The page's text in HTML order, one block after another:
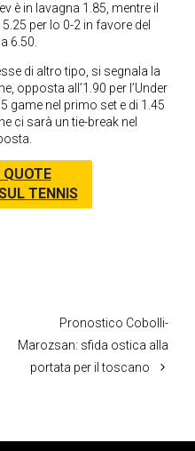
è in lavagna 1.85, mentre il
per lo 0-2 in favore del
6.50.
di altro tipo, si segnala la
opposta all’1.90 per l’Under
game nel primo set e di 1.45
ci sarà un tie-break nel
TENNIS
Pronostico Cobolli-
Marozsan: sfida ostica alla
portata per il toscano